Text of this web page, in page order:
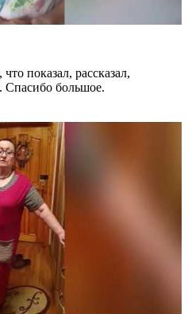
показал, рассказал,
Спасибо большое.